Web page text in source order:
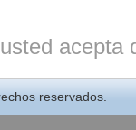
acepta
reservados.